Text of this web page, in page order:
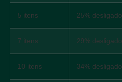
5 itens 25% desligado
7 itens 29% desligado
10 itens 34% desligado